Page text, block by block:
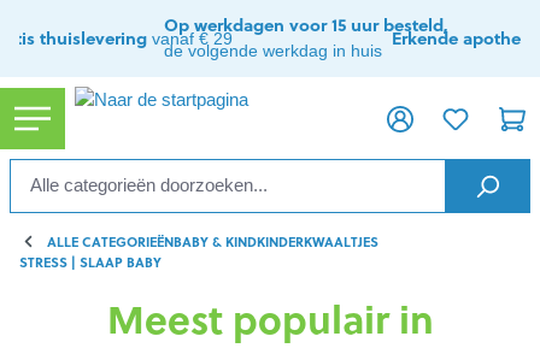
thuislevering vanaf € 29
Op werkdagen voor 15 uur besteld,
de volgende werkdag in huis
Erkende apotheek
ALLE CATEGORIEËNBABY & KINDKINDERKWAALTJES
STRESS | SLAAP BABY
Meest populair in